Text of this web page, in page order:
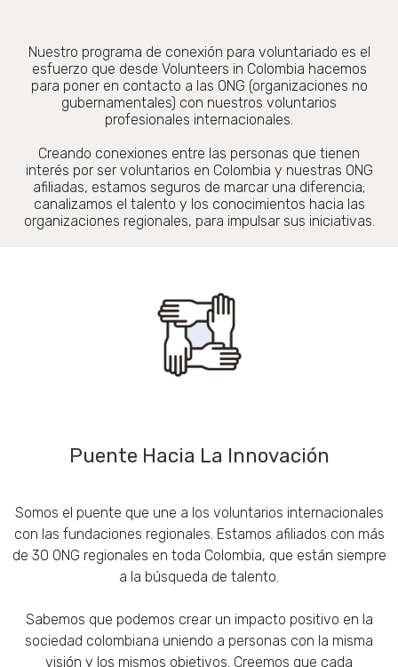
Nuestro programa de conexión para voluntariado es el
esfuerzo que desde Volunteers in Colombia hacemos
para poner en contacto a las ONG (organizaciones no
gubernamentales) con nuestros voluntarios
profesionales internacionales.
Creando conexiones entre las personas que tienen
interés por ser voluntarios en Colombia y nuestras ONG
afiliadas, estamos seguros de marcar una diferencia;
canalizamos el talento y los conocimientos hacia las
organizaciones regionales, para impulsar sus iniciativas.
Puente Hacia La Innovación
Somos el puente que une a los voluntarios internacionales
con las fundaciones regionales. Estamos afiliados con más
de 30 ONG regionales en toda Colombia, que están siempre
a la búsqueda de talento.
Sabemos que podemos crear un impacto positivo en la
sociedad colombiana uniendo a personas con la misma
visión y los mismos objetivos. Creemos que cada